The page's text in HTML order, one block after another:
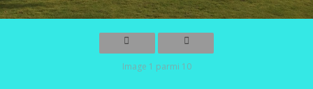
Image 1 parmi 10